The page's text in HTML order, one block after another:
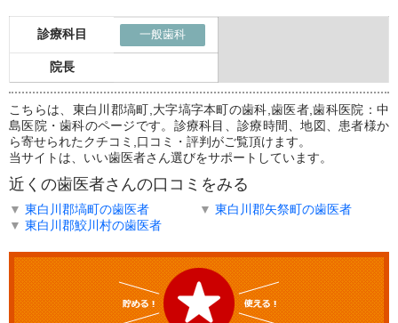
診療科目 一般歯科
院長
こちらは、東白川郡塙町,大字塙字本町の歯科,歯医者,歯科医院：中
島医院・歯科のページです。診療科目、診療時間、地図、患者様か
ら寄せられたクチコミ,口コミ・評判がご覧頂けます。
当サイトは、いい歯医者さん選びをサポートしています。
近くの歯医者さんの口コミをみる
▼ 東白川郡塙町の歯医者 ▼ 東白川郡矢祭町の歯医者
▼ 東白川郡鮫川村の歯医者